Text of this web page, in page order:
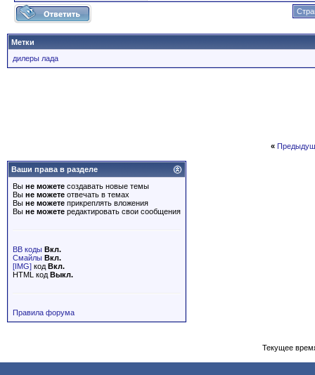
Метки
дилеры лада
«
Ваши права в разделе
Вы не можете создавать новые темы
Вы не можете отвечать в темах
Вы не можете прикреплять вложения
Вы не можете редактировать свои сообщения
BB коды Вкл.
Смайлы Вкл.
[IMG] код Вкл.
HTML код Выкл.
Правила форума
Текущее